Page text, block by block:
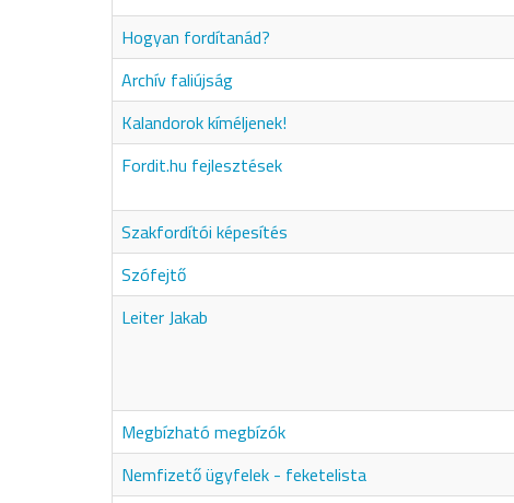
Hogyan fordítanád?
Archív faliújság
Kalandorok kíméljenek!
Fordit.hu fejlesztések
Szakfordítói képesítés
Szófejtő
Leiter Jakab
Megbízható megbízók
Nemfizető ügyfelek - feketelista